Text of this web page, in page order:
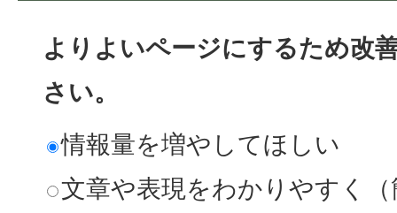
よりよいページにするため改
さい。
情報量を増やしてほしい
文章や表現をわかりやすく